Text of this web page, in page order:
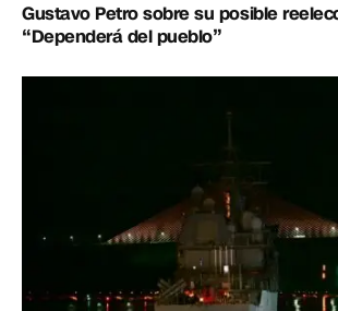
Gustavo Petro sobre su posible
“Dependerá del pueblo”